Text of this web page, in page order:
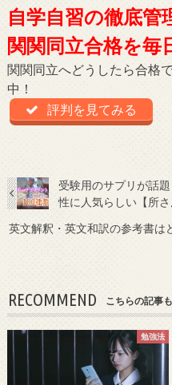
自学自習の徹底管
関関同立合格を毎
関関同立へどうしたら合格
中！
評判を見てみる
受験用のサプリが話
性に人気らしい【所さ
英文解釈・英文和訳の参考書は
RECOMMEND こちらの記事
勉強法